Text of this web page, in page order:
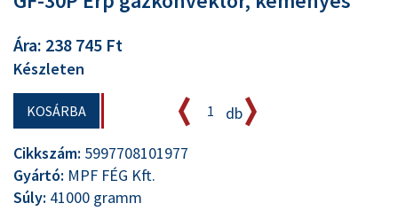
Ára: 238 745 Ft
Készleten
KOSÁRBA
db
Cikkszám: 5997708101977
Gyártó: MPF FÉG Kft.
Súly: 41000 gramm